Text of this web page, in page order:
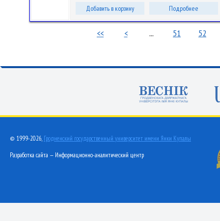
Добавить в корзину Подробнее
<< < ... 51 52
© 1999-2026, Гродненский государственный университет имени Янки Купалы
Разработка сайта — Информационно-аналитический центр